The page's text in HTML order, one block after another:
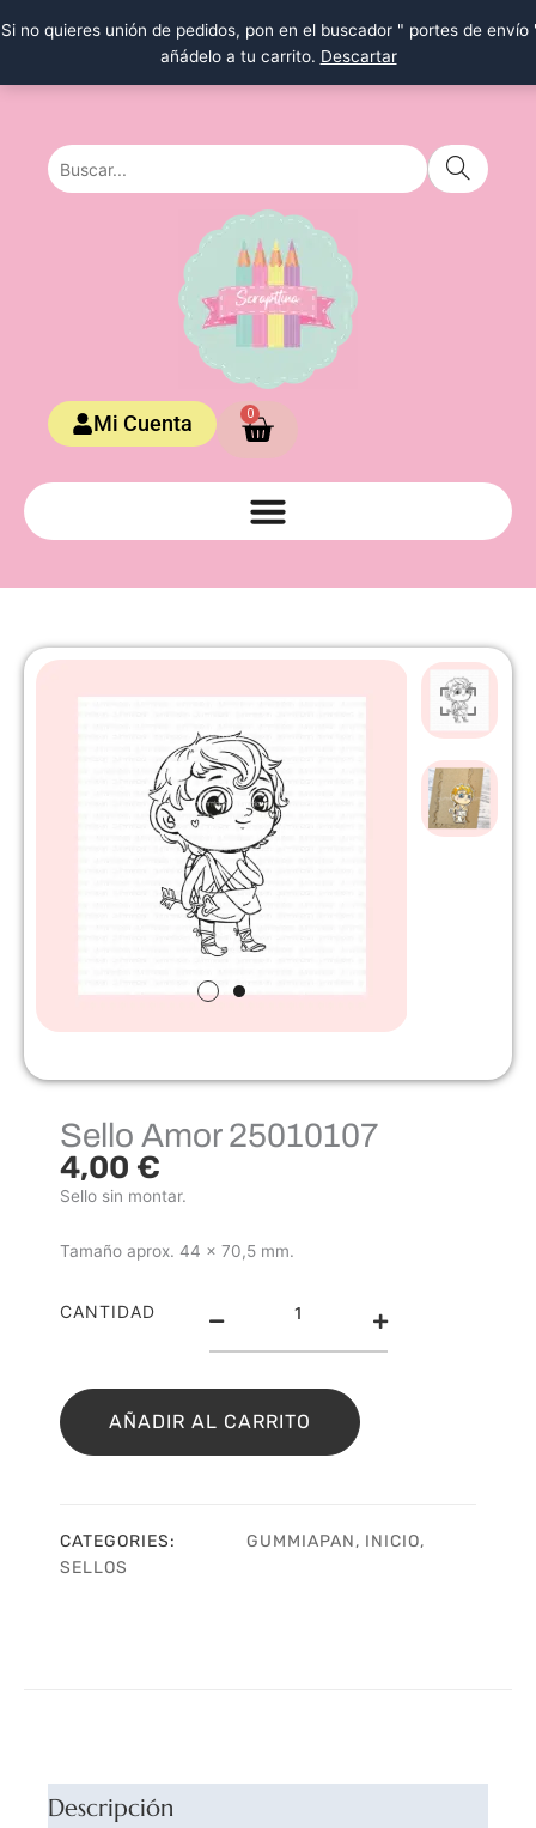
Si no quieres unión de pedidos, pon en el buscador " portes de envío
añádelo a tu carrito. Descartar
al
Mi Cuenta 0
Carrito
Sello Amor 25010107
4,00 €
Sello sin montar.
Tamaño aprox. 44 x 70,5 mm.
CANTIDAD
Sello
25010107
AÑADIR AL CARRITO
CATEGORIES: GUMMIAPAN, INICIO,
SELLOS
Descripción